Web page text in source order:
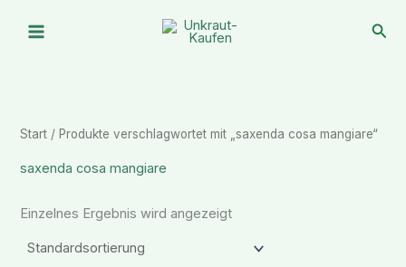
Inhalt
Start / Produkte verschlagwortet mit „saxenda cosa mangiare“
saxenda cosa mangiare
Einzelnes Ergebnis wird angezeigt